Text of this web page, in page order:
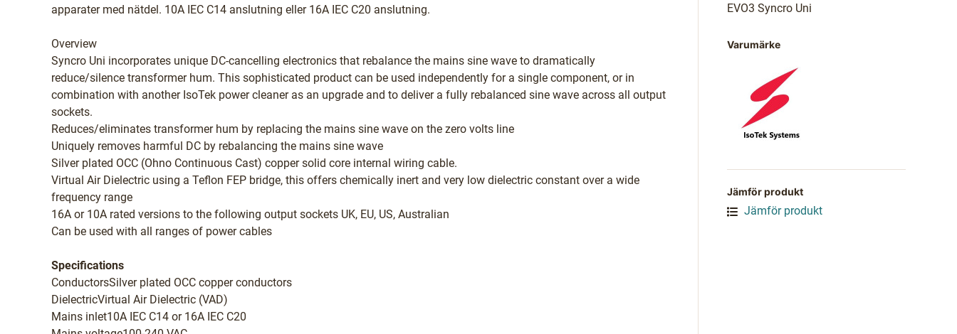
apparater med nätdel. 10A IEC C14 anslutning eller 16A IEC C20 anslutning.
Overview
Syncro Uni incorporates unique DC-cancelling electronics that rebalance the mains sine wave to dramatically
reduce/silence transformer hum. This sophisticated product can be used independently for a single component, or in
combination with another IsoTek power cleaner as an upgrade and to deliver a fully rebalanced sine wave across all output
sockets.
Reduces/eliminates transformer hum by replacing the mains sine wave on the zero volts line
Uniquely removes harmful DC by rebalancing the mains sine wave
Silver plated OCC (Ohno Continuous Cast) copper solid core internal wiring cable.
Virtual Air Dielectric using a Teflon FEP bridge, this offers chemically inert and very low dielectric constant over a wide
frequency range
16A or 10A rated versions to the following output sockets UK, EU, US, Australian
Can be used with all ranges of power cables
Specifications
ConductorsSilver plated OCC copper conductors
DielectricVirtual Air Dielectric (VAD)
Mains inlet10A IEC C14 or 16A IEC C20
EVO3 Syncro Uni
Varumärke
Jämför produkt
Jämför produkt